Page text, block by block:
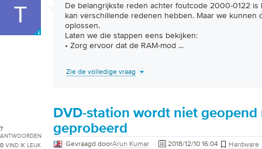
De belangrijkste reden achter foutcode 2000-0122 is
kan verschillende redenen hebben. Maar we kunnen
oplossen.
Laten we die stappen eens bekijken:
• Zorg ervoor dat de RAM-mod ...
Zie de volledige vraag
7
ANTWOORDEN
0 VIND IK LEUK
DVD-station wordt niet geopend
geprobeerd
Gevraagd doorArun Kumar 2018/12/10 16:04 Hardware